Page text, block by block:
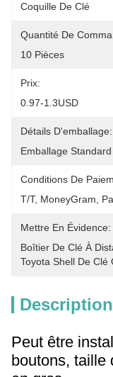
Coquille De Clé
Quantité De
10 Pièces
Prix:
0.97-1.3USD
Détails D'emballage:
Emballage
Conditions De
T/T, MoneyGram,
Mettre En Évidence:
Boîtier De Clé À
Toyota Shell De Clé
Peut être
boutons, taille